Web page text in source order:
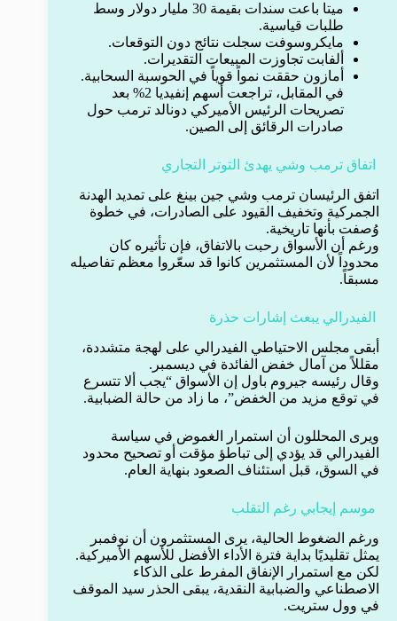
ميتا باعت سندات بقيمة 30 مليار دولار وسط
طلبات قياسية.
مايكروسوفت سجلت نتائج دون التوقعات.
ألفابت تجاوزت المبيعات التقديرات.
أمازون حققت نمواً قوياً في الحوسبة السحابية.
في المقابل، تراجعت أسهم إنفيديا 2% بعد
تصريحات الرئيس الأميركي دونالد ترمب حول
صادرات الرقائق إلى الصين.
اتفاق ترمب وشي يهدئ التوتر التجاري
اتفق الرئيسان ترمب وشي جين بينغ على تمديد الهدنة
الجمركية وتخفيف القيود على الصادرات، في خطوة
وُصفت بأنها تاريخية.
ورغم أن الأسواق رحبت بالاتفاق، فإن تأثيره كان
محدوداً لأن المستثمرين كانوا قد سعّروا معظم تفاصيله
مسبقاً.
الفيدرالي يبعث إشارات حذرة
أبقى مجلس الاحتياطي الفيدرالي على لهجة متشددة،
مقللاً من آمال خفض الفائدة في ديسمبر.
وقال رئيسه جيروم باول إن الأسواق “يجب ألا تتسرع
في توقع مزيد من الخفض”، ما زاد من حالة الضبابية.
ويرى المحللون أن استمرار الغموض في سياسة
الفيدرالي قد يؤدي إلى تباطؤ مؤقت أو تصحيح محدود
في السوق، قبل استئناف الصعود بنهاية العام.
موسم إيجابي رغم التقلب
ورغم الضغوط الحالية، يرى المستثمرون أن نوفمبر
يمثل تقليديًا بداية فترة الأداء الأفضل للأسهم الأميركية.
لكن مع استمرار الإنفاق المفرط على الذكاء
الاصطناعي والضبابية النقدية، يبقى الحذر سيد الموقف
في وول ستريت.